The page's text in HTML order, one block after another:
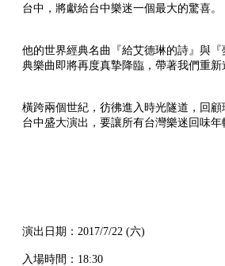
台中，將獻給台中樂迷一個最大的驚喜。
他的世界經典名曲『給艾德琳的詩』與
典樂曲即將再度真摯降臨，帶著我們重
橫跨兩個世紀，彷彿進入時光隧道，回
台中盛大演出，要讓所有台灣樂迷回味
演出日期：2017/7/22 (六)
入場時間：18:30